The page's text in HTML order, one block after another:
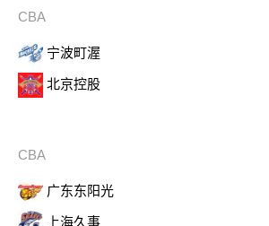
CBA
宁波町渥
北京控股
CBA
广东东阳光
上海久事